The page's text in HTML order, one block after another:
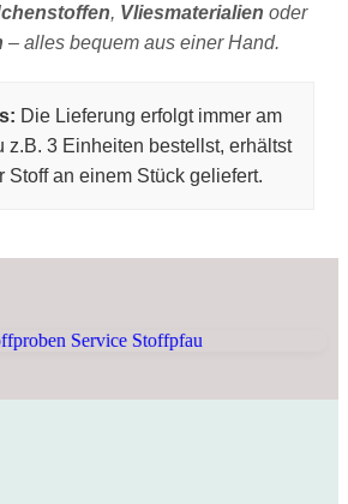
, Vliesmaterialien oder
– alles bequem aus einer Hand.
Die Lieferung erfolgt immer am
z.B. 3 Einheiten bestellst, erhältst
Stoff an einem Stück geliefert.